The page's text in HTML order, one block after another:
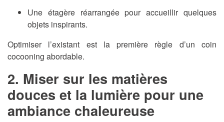
Une étagère réarrangée pour accueillir quelques
objets inspirants.
Optimiser l’existant est la première règle d’un coin
cocooning abordable.
2. Miser sur les matières
douces et la lumière pour une
ambiance chaleureuse